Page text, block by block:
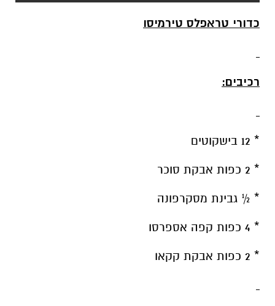
כדורי טראפלס טירמיסו
רכיבים:
* 12 בישקוטים
* 2 כפות אבקת סוכר
* ½ גבינת מסקרפונה
* 4 כפות קפה אספרסו
* 2 כפות אבקת קקאו